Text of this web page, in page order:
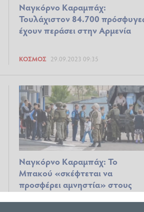
Ναγκόρνο Καραμπάχ:
Τουλάχιστον 84.700
έχουν περάσει στην Αρμενία
ΚΌΣΜΟΣ 29.09.2023 09:35
Ναγκόρνο Καραμπάχ: Το
Μπακού «σκέφτεται να
προσφέρει αμνηστία» στους
Αρμένιους μαχητές που θα